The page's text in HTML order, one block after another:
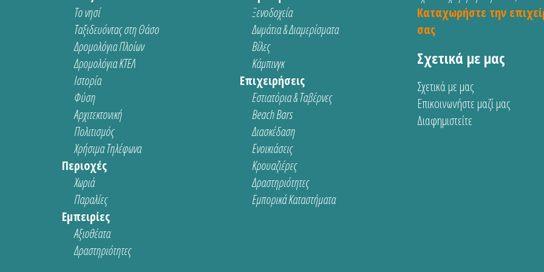
Το νησί
Ταξιδευόντας στη Θάσο
Δρομολόγια Πλοίων
Δρομολόγια ΚΤΕΛ
Ιστορία
Φύση
Αρχιτεκτονική
Πολιτισμός
Χρήσιμα Τηλέφωνα
Περιοχές
Χωριά
Παραλίες
Εμπειρίες
Αξιοθέατα
Δραστηριότητες
Ξενοδοχεία
Δωμάτια & Διαμερίσματα
Βίλες
Κάμπινγκ
Επιχειρήσεις
Εστιατόρια & Ταβέρνες
Beach Bars
Διασκέδαση
Ενοικιάσεις
Κρουαζιέρες
Δραστηριότητες
Εμπορικά Καταστήματα
Καταχωρήστε την
σας
Σχετικά με μας
Σχετικά με μας
Επικοινωνήστε μαζί μας
Διαφημιστείτε